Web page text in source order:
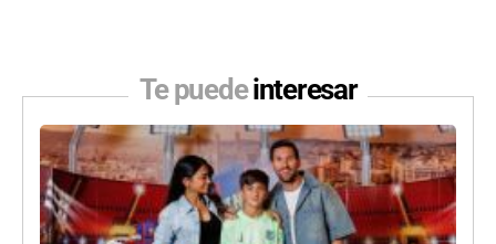
Te puedeinteresar